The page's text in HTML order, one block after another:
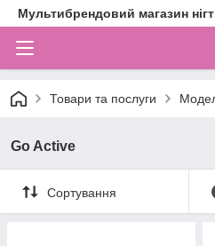
Мультибрендовий магазин
Товари та послуги
Go Active
Сортування